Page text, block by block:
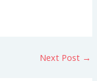
Next Post →